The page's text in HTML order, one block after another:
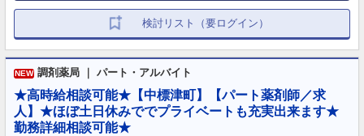
検討リスト（要ログイン）
NEW 調剤薬局 ｜ パート・アルバイト
★高時給相談可能★【中標津町】【パート薬剤師／求
人】★ほぼ土日休みででプライベートも充実出来ます★
勤務詳細相談可能★